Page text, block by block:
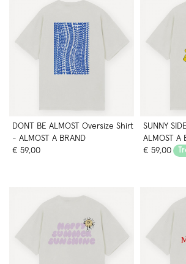
DONT BE ALMOST Oversize Shirt
- ALMOST A BRAND
€ 59,00
SUNNY
ALMOST A
€ 59,00